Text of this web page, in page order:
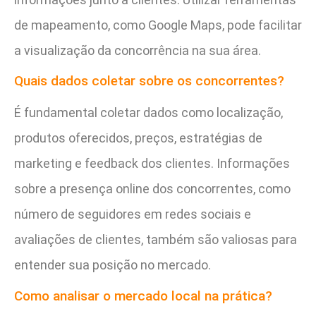
de mapeamento, como Google Maps, pode facilitar
a visualização da concorrência na sua área.
Quais dados coletar sobre os concorrentes?
É fundamental coletar dados como localização,
produtos oferecidos, preços, estratégias de
marketing e feedback dos clientes. Informações
sobre a presença online dos concorrentes, como
número de seguidores em redes sociais e
avaliações de clientes, também são valiosas para
entender sua posição no mercado.
Como analisar o mercado local na prática?